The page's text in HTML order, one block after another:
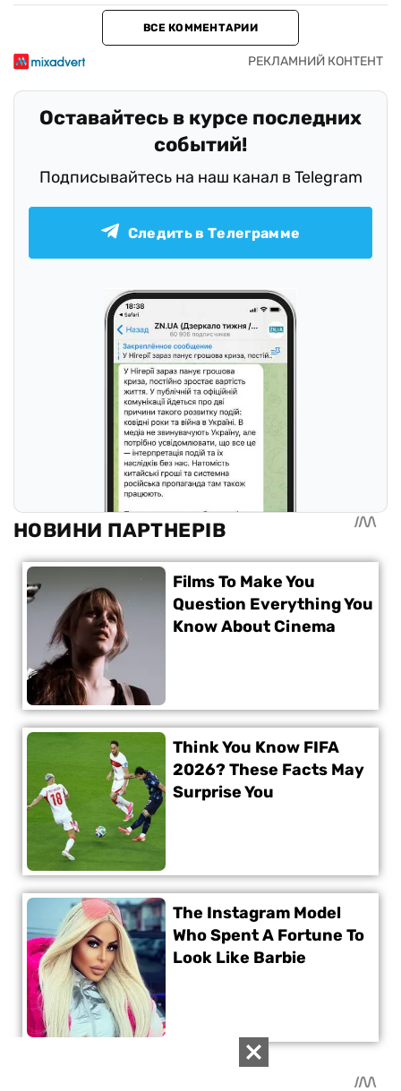
ВСЕ КОММЕНТАРИИ
Оставайтесь в курсе последних
событий!
Подписывайтесь на наш канал в Telegram
Следить в Телеграмме